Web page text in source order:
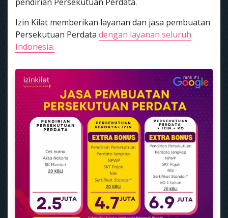
Izin Kilat memberikan layanan dan jasa pembuatan
Persekutuan Perdata dengan layanan seluruh
Indonesia.